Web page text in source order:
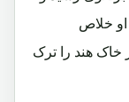
او خلاص
خاک هند را ترک